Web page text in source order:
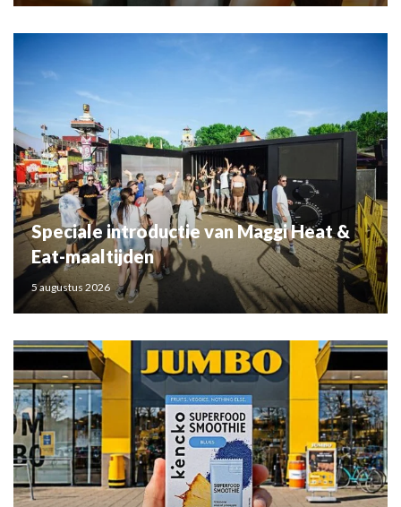
Speciale introductie van Maggi Heat &
Eat-maaltijden
5 augustus 2026